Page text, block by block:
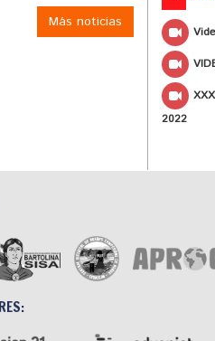
Más noticias
2022